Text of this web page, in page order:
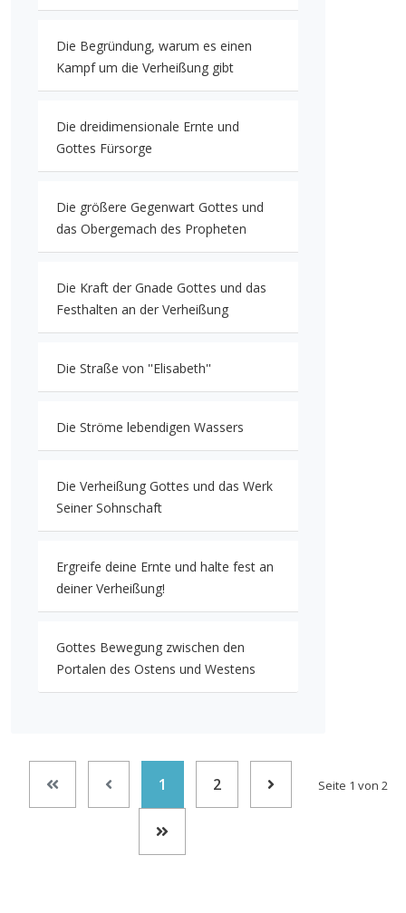
Die Begründung, warum es einen
Kampf um die Verheißung gibt
Die dreidimensionale Ernte und
Gottes Fürsorge
Die größere Gegenwart Gottes und
das Obergemach des Propheten
Die Kraft der Gnade Gottes und das
Festhalten an der Verheißung
Die Straße von ''Elisabeth''
Die Ströme lebendigen Wassers
Die Verheißung Gottes und das Werk
Seiner Sohnschaft
Ergreife deine Ernte und halte fest an
deiner Verheißung!
Gottes Bewegung zwischen den
Portalen des Ostens und Westens
Seite 1 von 2
1 2